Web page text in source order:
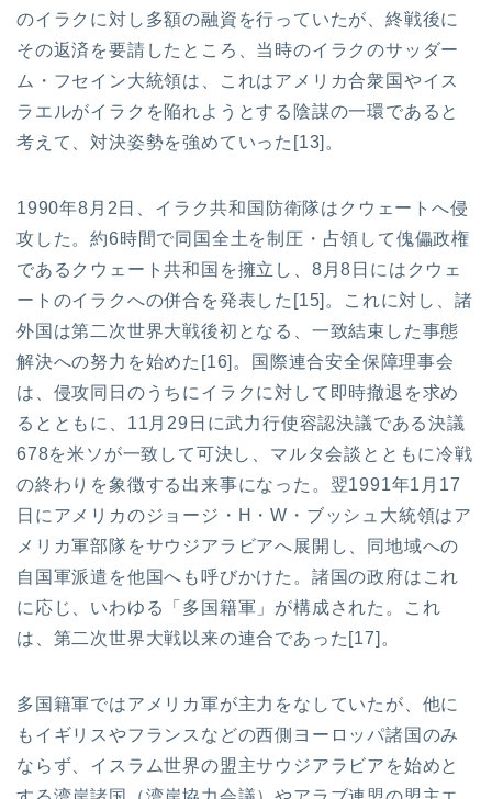
のイラクに対し多額の融資を行っていたが、終戦後に
その返済を要請したところ、当時のイラクのサッダー
ム・フセイン大統領は、これはアメリカ合衆国やイス
ラエルがイラクを陥れようとする陰謀の一環であると
考えて、対決姿勢を強めていった[13]。
1990年8月2日、イラク共和国防衛隊はクウェートへ侵
攻した。約6時間で同国全土を制圧・占領して傀儡政権
であるクウェート共和国を擁立し、8月8日にはクウェ
ートのイラクへの併合を発表した[15]。これに対し、諸
外国は第二次世界大戦後初となる、一致結束した事態
解決への努力を始めた[16]。国際連合安全保障理事会
は、侵攻同日のうちにイラクに対して即時撤退を求め
るとともに、11月29日に武力行使容認決議である決議
678を米ソが一致して可決し、マルタ会談とともに冷戦
の終わりを象徴する出来事になった。翌1991年1月17
日にアメリカのジョージ・H・W・ブッシュ大統領はア
メリカ軍部隊をサウジアラビアへ展開し、同地域への
自国軍派遣を他国へも呼びかけた。諸国の政府はこれ
に応じ、いわゆる「多国籍軍」が構成された。これ
は、第二次世界大戦以来の連合であった[17]。
多国籍軍ではアメリカ軍が主力をなしていたが、他に
もイギリスやフランスなどの西側ヨーロッパ諸国のみ
ならず、イスラム世界の盟主サウジアラビアを始めと